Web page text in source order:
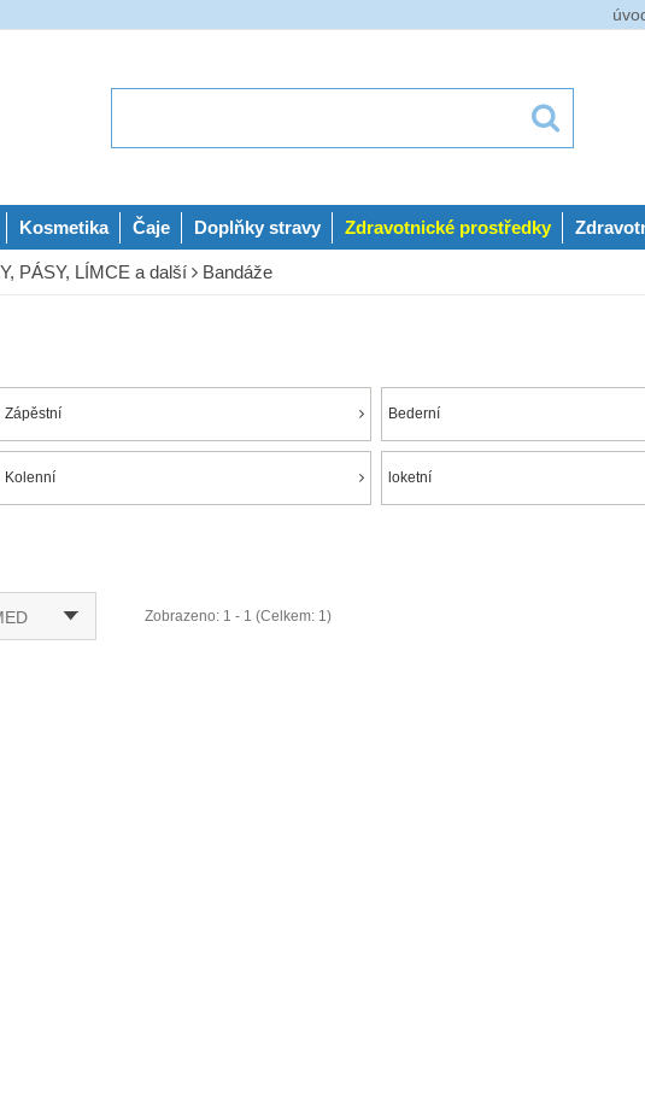
Kosmetika Čaje Doplňky stravy Zdravotnické prostředky
PÁSY, LÍMCE a další Bandáže
Zápěstní Bederní
Kolenní loketní
Zobrazeno: 1 - 1 (Celkem: 1)